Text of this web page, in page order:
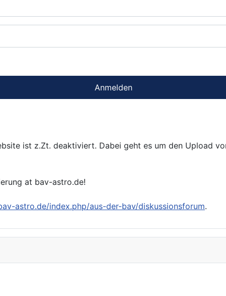
Anmelden
ist z.Zt. deaktiviert. Dabei geht es um den Upload
at bav-astro.de!
astro.de/index.php/aus-der-bav/diskussionsforum.